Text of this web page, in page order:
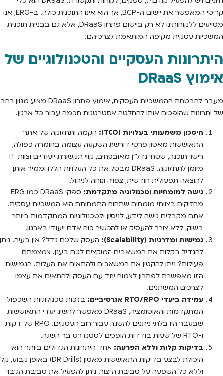
קריטי המאפשר את יישום ה-BCP, אך הוא אינו התוכנית כולה. ב-ERG, אנו
מסייעים ללקוחותינו לא רק ביישום פתרון DRaaS, אלא גם בבניית תוכנית
המשכיות עסקית מקיפה המותאמת לצרכיהם.
היתרונות העסקיים והטכנולוגיים של
אימוץ DRaaS
מעבר להבטחת ההמשכיות העסקית, אימוץ פתרון DRaaS מציע מגוון רחב
של יתרונות שהופכים אותו להחלטה אסטרטגית חכמה עבור כל ארגון.
חיסכון משמעותי בעלויות (TCO):
הקמה ותחזוקה של אתר
התאוששות מאסון פרטי דורשת השקעה עצומה בחומרה כפולה,
רישוי תוכנה, שטחי נדל"ן מאובטחים, קווי תקשורת ייעודיים וצוות IT
מיומן לתחזוקה. DRaaS מבטל את כל העלויות הללו וממיר אותן
להוצאה תפעולית חודשית, צפויה ונוחה לניהול.
גישה למומחיות וטכנולוגיה מתקדמת:
ספקי DRaaS כמו ERG
מחזיקים בצוותי מומחים שתחום התמחותם הוא המשכיות עסקית.
אתם מקבלים גישה לידע, לניסיון ולטכנולוגיות המתקדמות ביותר
בשוק, ללא צורך להעסיק או להכשיר כוח אדם ייעודי בארגון.
גמישות ומדרגיות (Scalability):
העסק שלכם גדל? אין בעיה. ניתן
להגדיל בקלות את המשאבים המוקצים לכם בענן. צמצמתם
פעילות? ניתן להקטין את המשאבים ולהתאים את העלות. הגמישות
הזו מאפשרת לפתרון לצמוח יחד עם העסק ולהתאים את עצמו
לצרכים המשתנים.
עמידה ביעדי RTO/RPO אגרסיביים:
בזכות טכנולוגיות השכפול
המתקדמות והאוטומציה, DRaaS מאפשר להשיג יעדי התאוששות
שבעבר היו בלתי ניתנים להשגה עבור רוב העסקים. RPO של דקות
ו-RTO של שעות בודדות הופכים לסטנדרט בר השגה.
בדיקות קלות וללא הפרעה: אחד היתרונות הגדולים ביותר הוא
היכולת לבצע בדיקות התאוששות מאסון (DR Drills) באופן קבוע, קל
וללא כל השפעה על סביבת הייצור. ניתן להפעיל את סביבת הגיבוי